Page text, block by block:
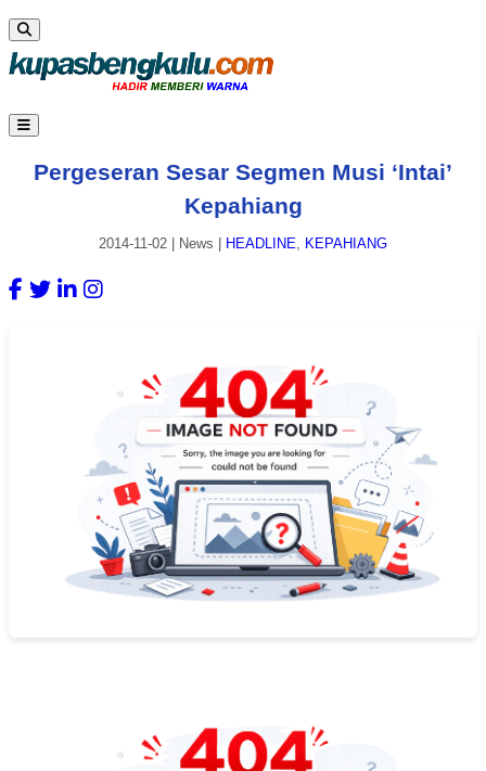
Pergeseran Sesar Segmen Musi ‘Intai’
Kepahiang
2014-11-02 News HEADLINE, KEPAHIANG